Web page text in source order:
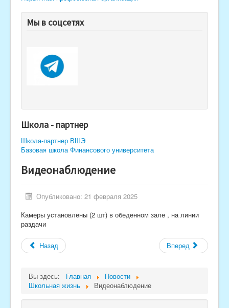
Мы в соцсетях
Школа - партнер
Школа-партнер ВШЭ
Базовая школа Финансового университета
Видеонаблюдение
Опубликовано: 21 февраля 2025
Камеры установлены (2 шт) в обеденном зале , на линии
раздачи
Назад Вперед
Вы здесь: Главная
Новости
Школьная жизнь
Видеонаблюдение